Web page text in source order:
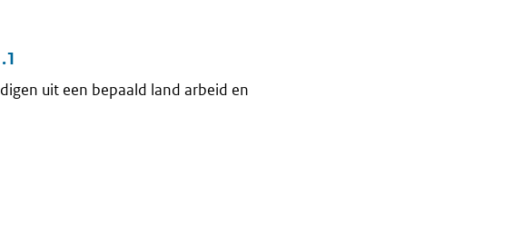
uit een bepaald land arbeid en